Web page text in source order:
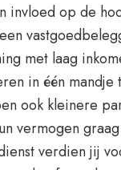
invloed op de
met laag
in één mandje
ook kleinere
vermogen
verdien jij